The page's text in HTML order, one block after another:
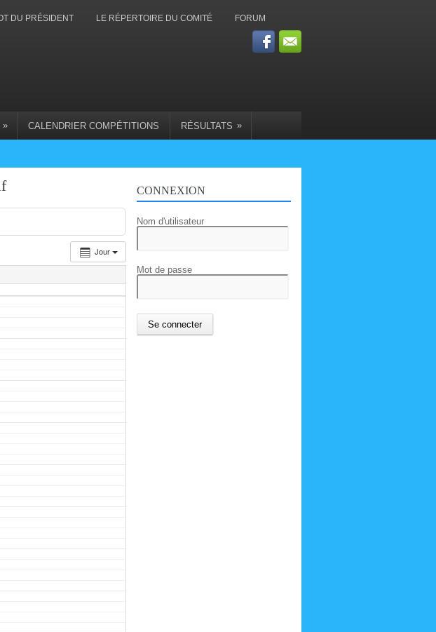
DU PRÉSIDENT LE RÉPERTOIRE DU COMITÉ FORUM
» CALENDRIER COMPÉTITIONS RÉSULTATS »
Jour
CONNEXION
Nom d'utilisateur
Mot de passe